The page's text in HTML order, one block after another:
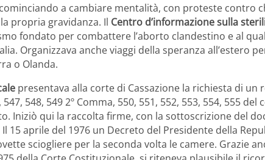
a cambiare mentalità, con proteste contro
propria gravidanza. Il Centro d’informazione sulla
fondato per combattere l’aborto clandestino e al
Organizzava anche viaggi della speranza all’estero
o Olanda.
presentava alla corte di Cassazione la richiesta di un
548, 549 2º Comma, 550, 551, 552, 553, 554, 555 del
Iniziò qui la raccolta firme, con la sottoscrizione del
15 aprile del 1976 un Decreto del Presidente della
sciogliere per la seconda volta le camere. Grazie